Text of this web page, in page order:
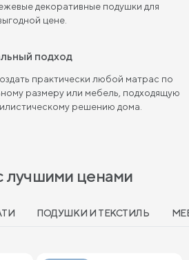
декоративные подушки для
цене.
подход
практически любой матрас по
размеру или мебель, подходящую
решению дома.
лучшими ценами
ПОДУШКИ И ТЕКСТИЛЬ